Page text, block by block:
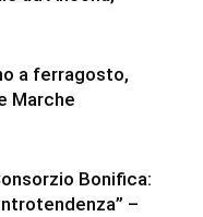
a ferragosto,
Marche
Bonifica:
–